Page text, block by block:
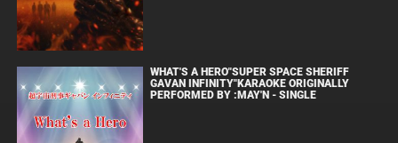
WHAT'S A HERO"SUPER SPACE SHERIFF
GAVAN INFINITY"KARAOKE ORIGINALLY
PERFORMED BY :MAY'N - SINGLE